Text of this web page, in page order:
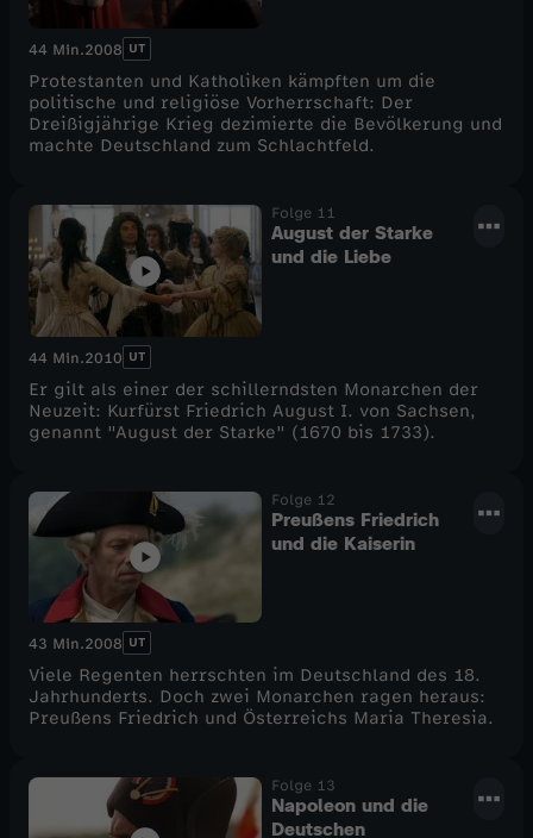
44 Min.2008 UT
Protestanten und Katholiken kämpften um die
politische und religiöse Vorherrschaft: Der
Dreißigjährige Krieg dezimierte die Bevölkerung und
machte Deutschland zum Schlachtfeld.
Folge 11
August der Starke
und die Liebe
44 Min.2010 UT
Er gilt als einer der schillerndsten Monarchen der
Neuzeit: Kurfürst Friedrich August I. von Sachsen,
genannt "August der Starke" (1670 bis 1733).
Folge 12
Preußens Friedrich
und die Kaiserin
43 Min.2008 UT
Viele Regenten herrschten im Deutschland des 18.
Jahrhunderts. Doch zwei Monarchen ragen heraus:
Preußens Friedrich und Österreichs Maria Theresia.
Folge 13
Napoleon und die
Deutschen